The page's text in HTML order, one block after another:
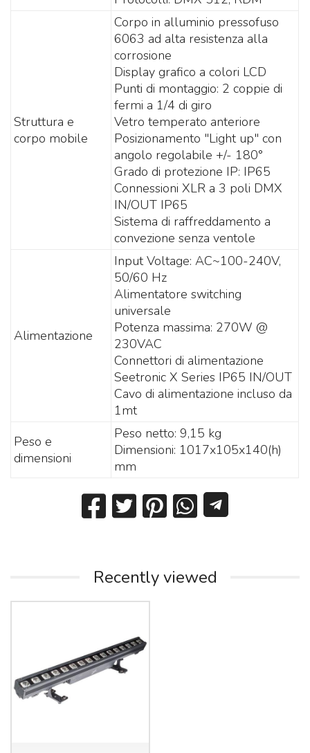
Struttura e
corpo mobile
Corpo in alluminio pressofuso
6063 ad alta resistenza alla
corrosione
Display grafico a colori LCD
Punti di montaggio: 2 coppie di
fermi a 1/4 di giro
Vetro temperato anteriore
Posizionamento "Light up" con
angolo regolabile +/- 180°
Grado di protezione IP: IP65
Connessioni XLR a 3 poli DMX
IN/OUT IP65
Sistema di raffreddamento a
convezione senza ventole
Alimentazione
Input Voltage: AC~100-240V,
50/60 Hz
Alimentatore switching
universale
Potenza massima: 270W @
230VAC
Connettori di alimentazione
Seetronic X Series IP65 IN/OUT
Cavo di alimentazione incluso da
1mt
Peso e
dimensioni
Peso netto: 9,15 kg
Dimensioni: 1017x105x140(h)
mm
Recently viewed